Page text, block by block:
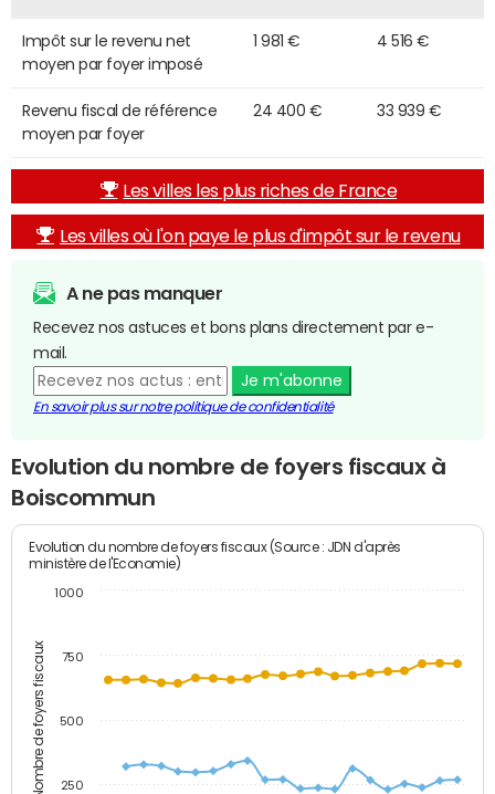
Impôt sur le revenu net
moyen par foyer imposé
1 981 € 4 516 €
Revenu fiscal de référence
moyen par foyer
24 400 € 33 939 €
Les villes les plus riches de France
Les villes où l'on paye le plus d'impôt sur le revenu
A ne pas manquer
Recevez nos astuces et bons plans directement par e-
mail.
Je m'abonne
En savoir plus sur notre politique de confidentialité
Evolution du nombre de foyers fiscaux à
Boiscommun
Nombre de foyers fiscaux
Evolution du nombre de foyers fiscaux (Source : JDN d'après
ministère de l'Economie)
250
500
750
1000